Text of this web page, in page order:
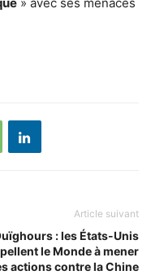
» avec ses menaces
Article suivant
: les États-Unis
le Monde à mener
actions contre la Chine